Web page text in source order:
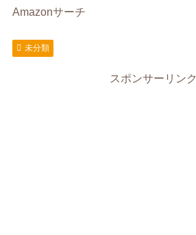
Amazonサーチ
未分類
スポンサーリンク